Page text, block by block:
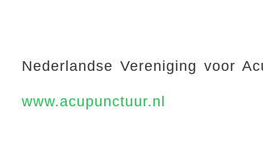
Nederlandse Vereniging voor
www.acupunctuur.nl